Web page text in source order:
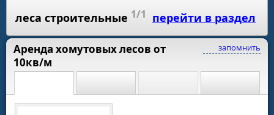
леса строительные 1/1 перейти в раздел
запомнить
Аренда хомутовых лесов от
10кв/м